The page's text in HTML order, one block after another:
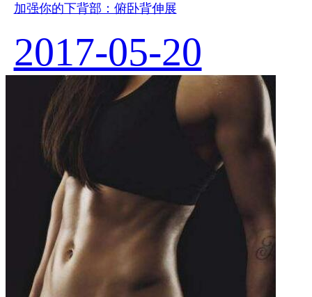
加强你的下背部：俯卧背伸展
2017-05-20